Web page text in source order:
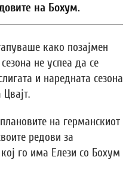
на Бохум.
како позајмен
не успеа да се
и наредната сезона
на германскиот
редови за
го има Елези со Бохум